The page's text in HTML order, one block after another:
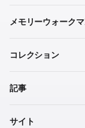
メモリーウォーク
コレクション
記事
サイト